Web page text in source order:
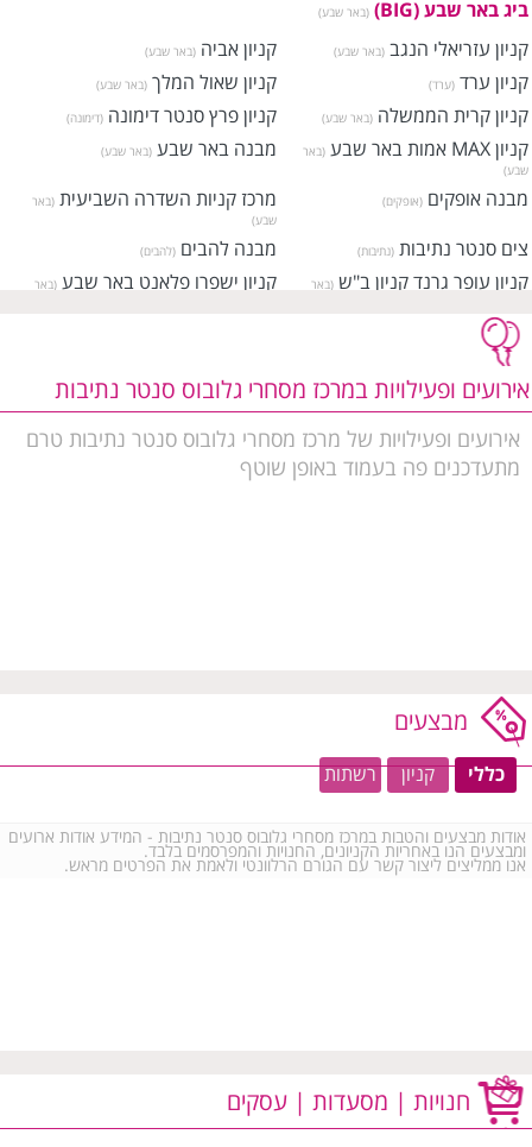
ביג באר שבע (BIG) (באר שבע)
קניון עזריאלי הנגב (באר שבע) קניון אביה (באר שבע)
קניון ערד (ערד) קניון שאול המלך (באר שבע)
קניון קרית הממשלה (באר שבע) קניון פרץ סנטר דימונה (דימונה)
קניון MAX אמות באר שבע
(באר
שבע)
מבנה באר שבע (באר שבע)
מבנה אופקים (אופקים) מרכז קניות השדרה השביעית (באר
שבע)
צים סנטר נתיבות (נתיבות) מבנה להבים (להבים)
קניון עופר גרנד קניון ב"ש (באר
קניון ישפרו פלאנט באר שבע (באר
מרכז קניות MAX נווה זאב
שבע)
אירועים ופעילויות במרכז מסחרי גלובוס סנטר נתיבות
אירועים ופעילויות של מרכז מסחרי גלובוס סנטר נתיבות טרם
מתעדכנים פה בעמוד באופן שוטף
מבצעים
כללי קניון רשתות
אודות מבצעים והטבות במרכז מסחרי גלובוס סנטר נתיבות - המידע אודות ארועים
ומבצעים הנו באחריות הקניונים, החנויות והמפרסמים בלבד.
אנו ממליצים ליצור קשר עם הגורם הרלוונטי ולאמת את הפרטים מראש.
חנויות | מסעדות | עסקים